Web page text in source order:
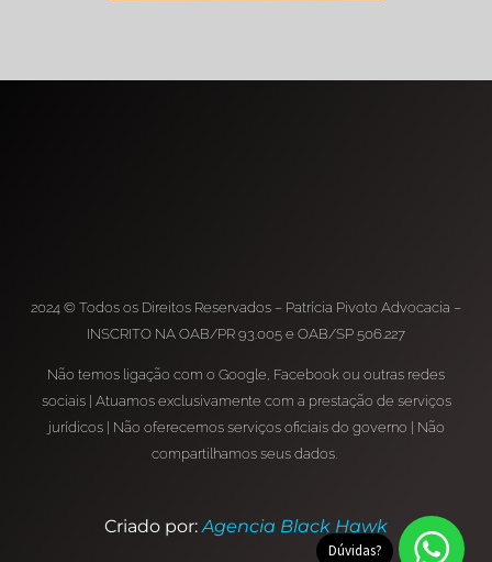
2024 © Todos os Direitos Reservados – Patrícia Pivoto Advocacia –
INSCRITO NA OAB/PR 93.005 e OAB/SP 506.227
Não temos ligação com o Google, Facebook ou outras redes
sociais | Atuamos exclusivamente com a prestação de serviços
jurídicos | Não oferecemos serviços oficiais do governo | Não
compartilhamos seus dados.
Dúvidas?
Criado por:Agencia Black Hawk